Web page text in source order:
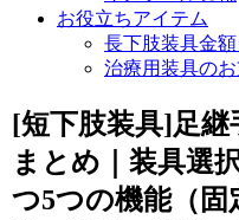
お役立ちアイテム
長下肢装具金
治療用装具の
[短下肢装具]足継
まとめ｜装具選
つ5つの機能（固